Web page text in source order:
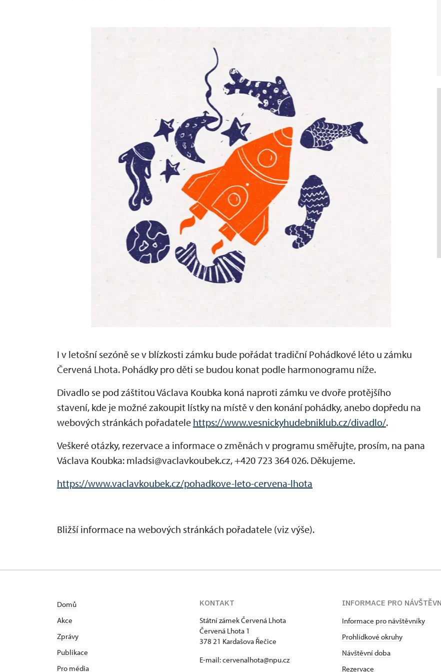
I v letošní sezóně se v blízkosti zámku bude pořádat tradiční Pohádkové léto u zámku
Červená Lhota. Pohádky pro děti se budou konat podle harmonogramu níže.
Divadlo se pod záštitou Václava Koubka koná naproti zámku ve dvoře protějšího
stavení, kde je možné zakoupit lístky na místě v den konání pohádky, anebo dopředu na
webových stránkách pořadatele https://www.vesnickyhudebniklub.cz/divadlo/.
Veškeré otázky, rezervace a informace o změnách v programu směřujte, prosím, na pana
Václava Koubka: mladsi@vaclavkoubek.cz, +420 723 364 026. Děkujeme.
https://www.vaclavkoubek.cz/pohadkove-leto-cervena-lhota
Bližší informace na webových stránkách pořadatele (viz výše).
Domů
Akce
Zprávy
Publikace
Pro média
KONTAKT
Státní zámek Červená Lhota
Červená Lhota 1
378 21 Kardašova Řečice
E-mail: cervenalhota@npu.cz
INFORMACE PRO
Informace pro návštěvníky
Prohlídkové okruhy
Návštěvní doba
Rezervace